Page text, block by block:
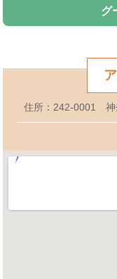
グ
住所：242-0001 神